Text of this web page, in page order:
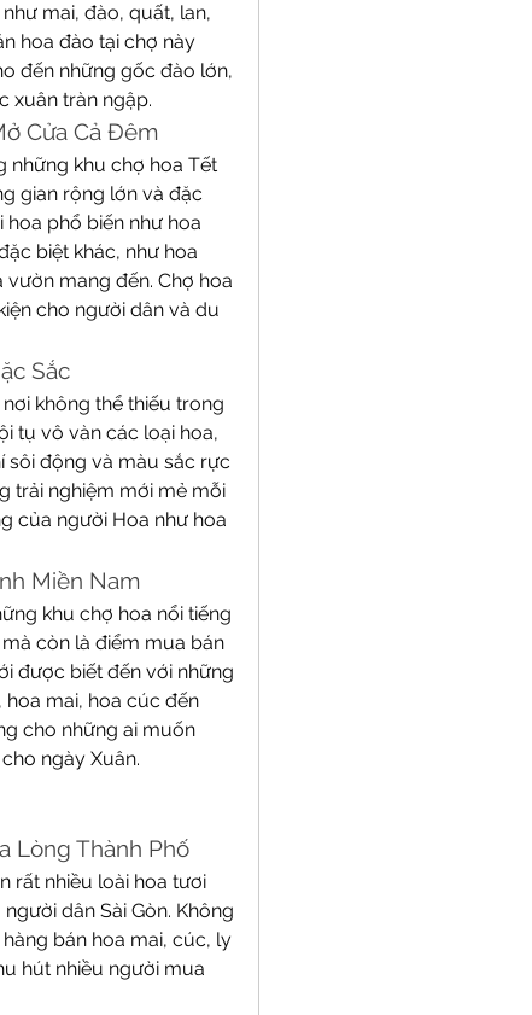
mai, đào, quất, lan,
hoa đào tại chợ này
đến những gốc đào lớn,
xuân tràn ngập.
Cửa Cả Đêm
những khu chợ hoa Tết
gian rộng lớn và đặc
hoa phổ biến như hoa
biệt khác, như hoa
mang đến. Chợ hoa
cho người dân và du
Sắc
không thể thiếu trong
tụ vô vàn các loại hoa,
sôi động và màu sắc rực
trải nghiệm mới mẻ mỗi
của người Hoa như hoa
Miền Nam
khu chợ hoa nổi tiếng
còn là điểm mua bán
được biết đến với những
hoa mai, hoa cúc đến
cho những ai muốn
ngày Xuân.
Lòng Thành Phố
rất nhiều loài hoa tươi
dân Sài Gòn. Không
bán hoa mai, cúc, ly
hút nhiều người mua